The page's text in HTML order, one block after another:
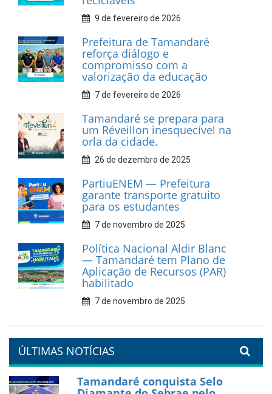
INFORMATIVOS
Prefeitura de Tamandaré
realiza entrega de placas à
Associação dos Taxistas Rota
Car Service
10 de fevereiro de 2026
Dia do Frevo: patrimônio
cultural em movimento
9 de fevereiro de 2026
Prefeitura de Tamandaré
fortalece apoio aos
catadores de materiais
recicláveis
9 de fevereiro de 2026
Prefeitura de Tamandaré
reforça diálogo e
compromisso com a
valorização da educação
7 de fevereiro de 2026
orla da cidade.
PartiuENEM — Prefeitura